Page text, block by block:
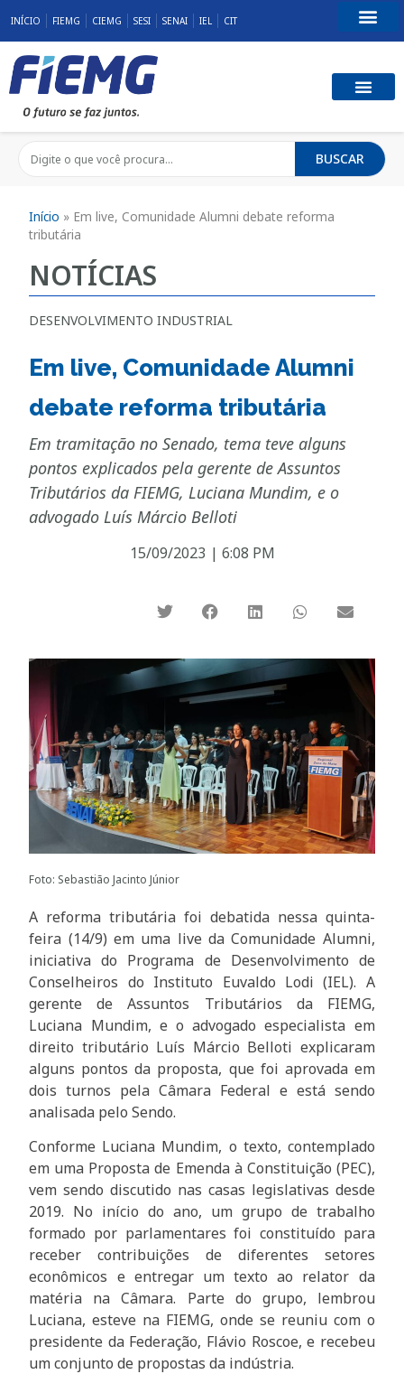
INÍCIO FIEMG CIEMG SESI SENAI IEL CIT
BUSCAR
Início » Em live, Comunidade Alumni debate reforma
tributária
NOTÍCIAS
DESENVOLVIMENTO INDUSTRIAL
Em live, Comunidade Alumni
debate reforma tributária
Em tramitação no Senado, tema teve alguns
pontos explicados pela gerente de Assuntos
Tributários da FIEMG, Luciana Mundim, e o
advogado Luís Márcio Belloti
15/09/2023 | 6:08 PM
Foto: Sebastião Jacinto Júnior
A reforma tributária foi debatida nessa quinta-
feira (14/9) em uma live da Comunidade Alumni,
iniciativa do Programa de Desenvolvimento de
Conselheiros do Instituto Euvaldo Lodi (IEL). A
gerente de Assuntos Tributários da FIEMG,
Luciana Mundim, e o advogado especialista em
direito tributário Luís Márcio Belloti explicaram
alguns pontos da proposta, que foi aprovada em
dois turnos pela Câmara Federal e está sendo
analisada pelo Sendo.
Conforme Luciana Mundim, o texto, contemplado
em uma Proposta de Emenda à Constituição (PEC),
vem sendo discutido nas casas legislativas desde
2019. No início do ano, um grupo de trabalho
formado por parlamentares foi constituído para
receber contribuições de diferentes setores
econômicos e entregar um texto ao relator da
matéria na Câmara. Parte do grupo, lembrou
Luciana, esteve na FIEMG, onde se reuniu com o
presidente da Federação, Flávio Roscoe, e recebeu
um conjunto de propostas da indústria.